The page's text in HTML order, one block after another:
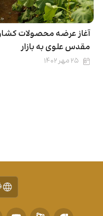
آغاز عرضه محصولات
مقدس علوی به بازار
۲۵ مهر ۱۴۰۲